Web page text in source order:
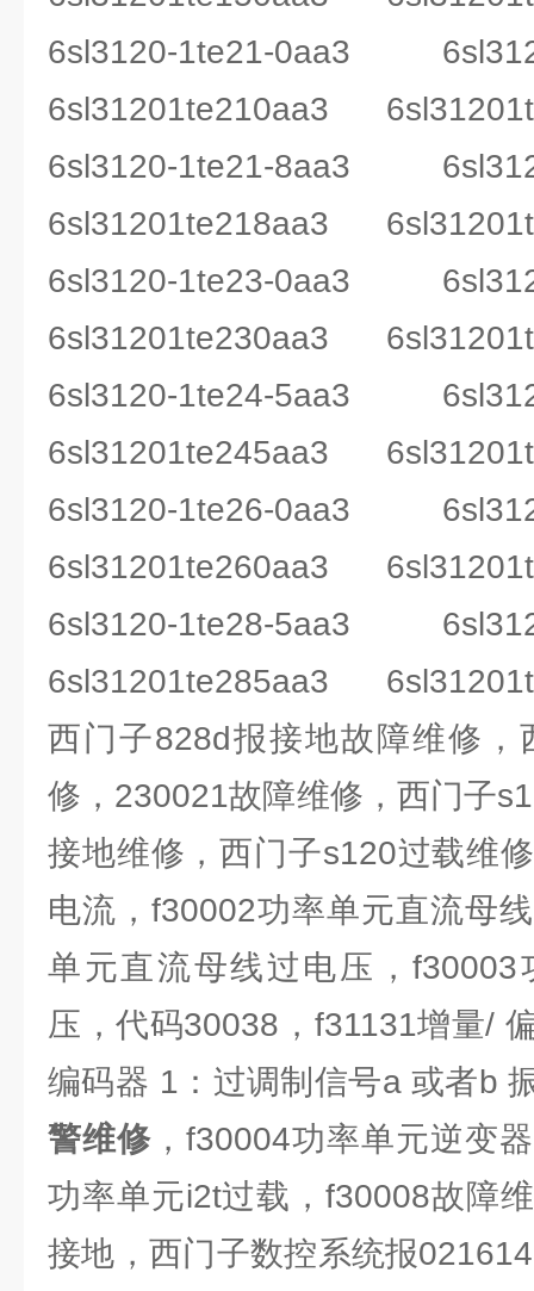
6sl3120-1te21-0aa3
6sl31201te210aa3
6sl3120-1te21-8aa3
6sl31201te218aa3
6sl3120-1te23-0aa3
6sl31201te230aa3
6sl3120-1te24-5aa3
6sl31201te245aa3
6sl3120-1te26-0aa3
6sl31201te260aa3
6sl3120-1te28-5aa3
6sl31201te285aa3
西门子828d报接地故障维修，
修，230021故障维修，西门子
接地维修，西门子s120过载维
电流，f30002功率单元直流母
单元直流母线过电压，
压，代码30038，f31131增量/
编码器 1：过调制信号a 或者b
警维修 ，f30004功率单元逆变
功率单元i2t过载，f30008故障
接地，西门子数控系统报